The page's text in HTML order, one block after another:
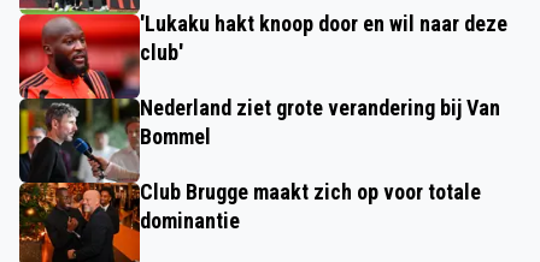
'Lukaku hakt knoop door en wil naar deze
club'
Nederland ziet grote verandering bij Van
Bommel
Club Brugge maakt zich op voor totale
dominantie